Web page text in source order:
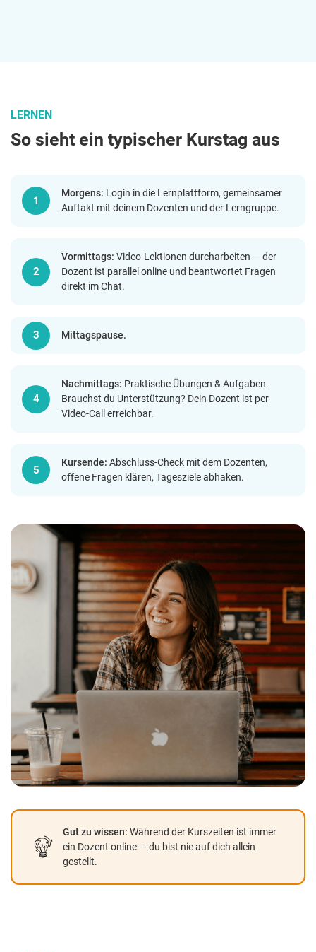
LERNEN
So sieht ein typischer Kurstag aus
Morgens: Login in die Lernplattform, gemeinsamer
Auftakt mit deinem Dozenten und der Lerngruppe.
Vormittags: Video-Lektionen durcharbeiten — der
Dozent ist parallel online und beantwortet Fragen
direkt im Chat.
Mittagspause.
Nachmittags: Praktische Übungen & Aufgaben.
Brauchst du Unterstützung? Dein Dozent ist per
Video-Call erreichbar.
Kursende: Abschluss-Check mit dem Dozenten,
offene Fragen klären, Tagesziele abhaken.
Gut zu wissen: Während der Kurszeiten ist immer
ein Dozent online — du bist nie auf dich allein
gestellt.